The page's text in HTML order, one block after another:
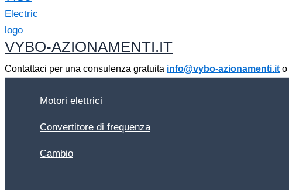
VYBO-AZIONAMENTI.IT
Contattaci per una consulenza gratuita info@vybo-azionamenti.it o
Motori elettrici
Convertitore di frequenza
Cambio